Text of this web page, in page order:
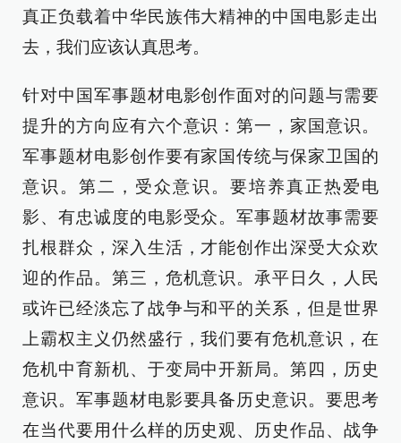
真正负载着中华民族伟大精神的中国电影走出
去，我们应该认真思考。
针对中国军事题材电影创作面对的问题与需要
提升的方向应有六个意识：第一，家国意识。
军事题材电影创作要有家国传统与保家卫国的
意识。第二，受众意识。要培养真正热爱电
影、有忠诚度的电影受众。军事题材故事需要
扎根群众，深入生活，才能创作出深受大众欢
迎的作品。第三，危机意识。承平日久，人民
或许已经淡忘了战争与和平的关系，但是世界
上霸权主义仍然盛行，我们要有危机意识，在
危机中育新机、于变局中开新局。第四，历史
意识。军事题材电影要具备历史意识。要思考
在当代要用什么样的历史观、历史作品、战争